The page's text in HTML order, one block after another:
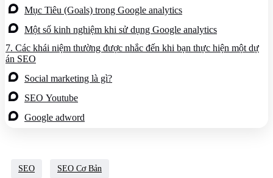
Mục Tiêu (Goals) trong Google analytics
Một số kinh nghiệm khi sử dụng Google analytics
7. Các khái niệm thường được nhắc đến khi bạn thực hiện một dự
án SEO
Social marketing là gì?
SEO Youtube
Google adword
SEO SEO Cơ Bản